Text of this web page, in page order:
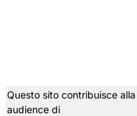
Questo sito contribuisce alla
audience di